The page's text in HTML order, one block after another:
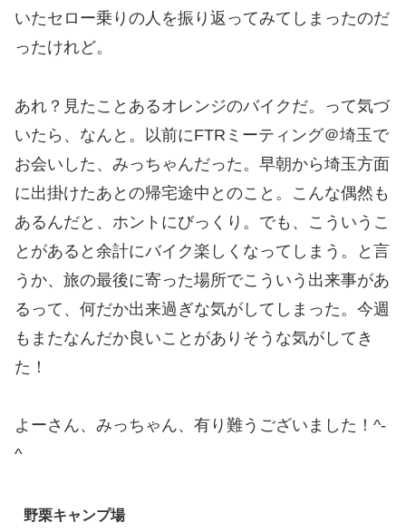
いたセロー乗りの人を振り返ってみてしまったのだ
ったけれど。
あれ？見たことあるオレンジのバイクだ。って気づ
いたら、なんと。以前にFTRミーティング＠埼玉で
お会いした、みっちゃんだった。早朝から埼玉方面
に出掛けたあとの帰宅途中とのこと。こんな偶然も
あるんだと、ホントにびっくり。でも、こういうこ
とがあると余計にバイク楽しくなってしまう。と言
うか、旅の最後に寄った場所でこういう出来事があ
るって、何だか出来過ぎな気がしてしまった。今週
もまたなんだか良いことがありそうな気がしてき
た！
よーさん、みっちゃん、有り難うございました！^-
^
野栗キャンプ場